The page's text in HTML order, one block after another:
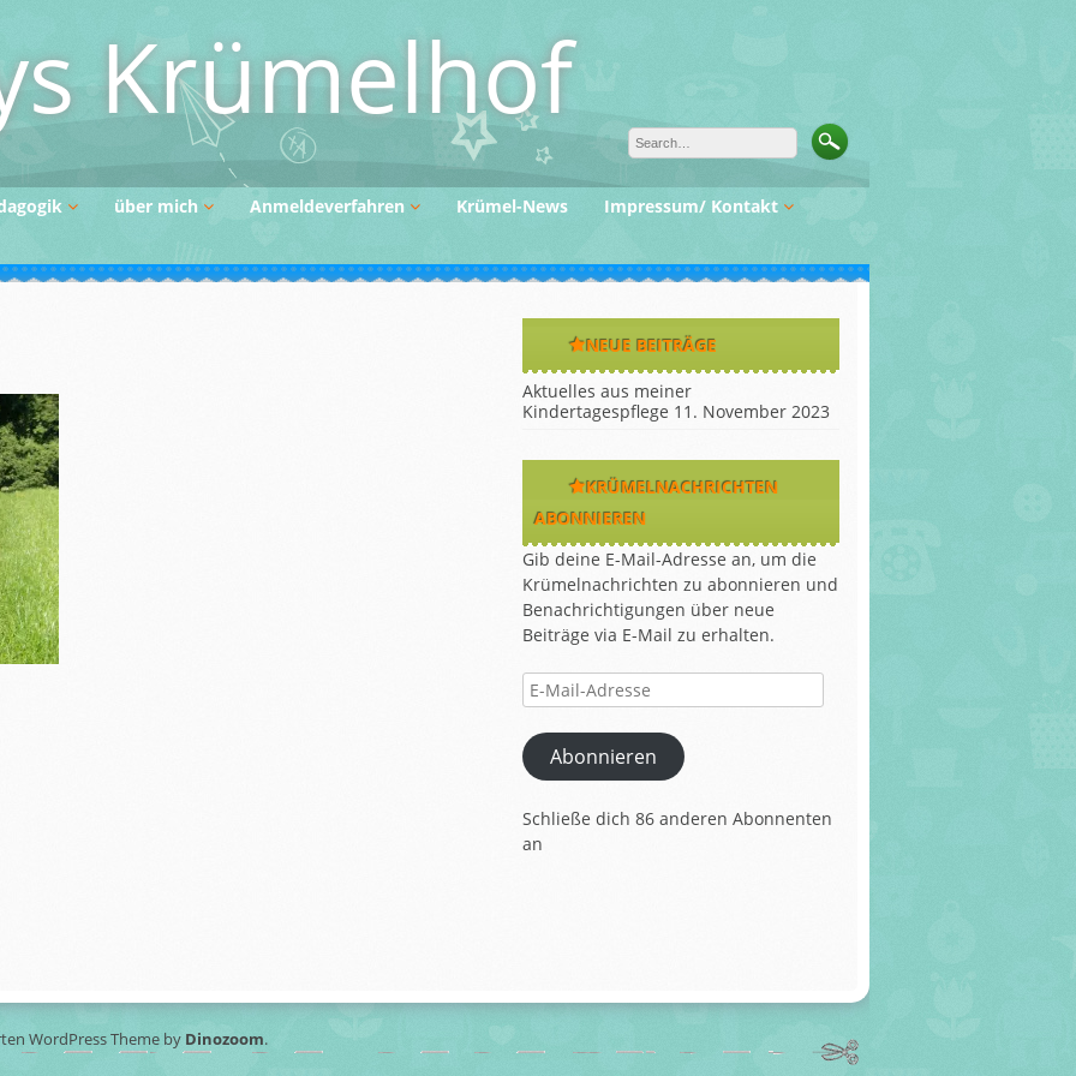
Krümelhof
über mich
Anmeldeverfahren
Betreuung
Krümel-News
Impressum/ Kontakt
NEUE BEITRÄGE
Aktuelles aus meiner
Kindertagespflege 11. November 2023
KRÜMELNACHRICHTEN
ABONNIEREN
Gib deine E-Mail-Adresse an, um die
Krümelnachrichten zu abonnieren und
Benachrichtigungen über neue
Beiträge via E-Mail zu erhalten.
E-
Mail-
Adresse
Abonnieren
Schließe dich 86 anderen Abonnenten
an
WordPress Theme by Dinozoom.